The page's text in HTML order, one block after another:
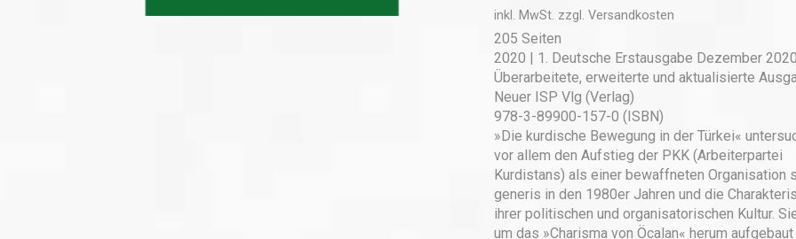
inkl. MwSt. zzgl. Versandkosten
205 Seiten
2020 | 1. Deutsche Erstausgabe Dezember
Überarbeitete, erweiterte und aktualisierte
Neuer ISP Vlg (Verlag)
978-3-89900-157-0 (ISBN)
»Die kurdische Bewegung in der Türkei«
vor allem den Aufstieg der PKK (Arbeiterpartei
Kurdistans) als einer bewaffneten Organisation
generis in den 1980er Jahren und die
ihrer politischen und organisatorischen Kultur.
um das »Charisma von Öcalan« herum aufgebaut